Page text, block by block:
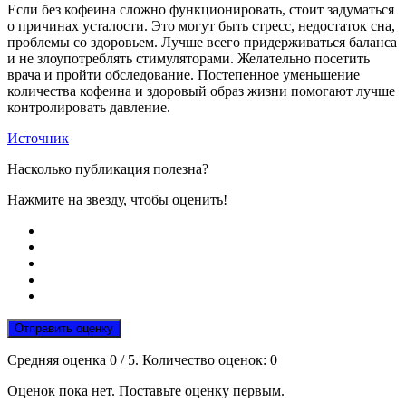
Если без кофеина сложно функционировать, стоит задуматься
о причинах усталости. Это могут быть стресс, недостаток сна,
проблемы со здоровьем. Лучше всего придерживаться баланса
и не злоупотреблять стимуляторами. Желательно посетить
врача и пройти обследование. Постепенное уменьшение
количества кофеина и здоровый образ жизни помогают лучше
контролировать давление.
Источник
Насколько публикация полезна?
Нажмите на звезду, чтобы оценить!
Отправить оценку
Средняя оценка 0 / 5. Количество оценок: 0
Оценок пока нет. Поставьте оценку первым.